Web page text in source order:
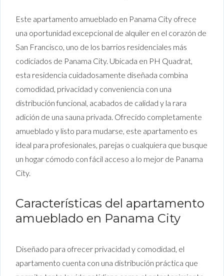
Este apartamento amueblado en Panama City ofrece
una oportunidad excepcional de alquiler en el corazón de
San Francisco, uno de los barrios residenciales más
codiciados de Panama City. Ubicada en PH Quadrat,
esta residencia cuidadosamente diseñada combina
comodidad, privacidad y conveniencia con una
distribución funcional, acabados de calidad y la rara
adición de una sauna privada. Ofrecido completamente
amueblado y listo para mudarse, este apartamento es
ideal para profesionales, parejas o cualquiera que busque
un hogar cómodo con fácil acceso a lo mejor de Panama
City.
Características del apartamento
amueblado en Panama City
Diseñado para ofrecer privacidad y comodidad, el
apartamento cuenta con una distribución práctica que